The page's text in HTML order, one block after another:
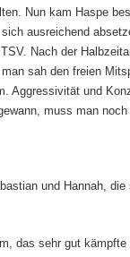
Nun kam Haspe
ausreichend
Nach der
sah den freien
Aggressivität und
muss man
und Hannah,
das sehr gut kämpfte